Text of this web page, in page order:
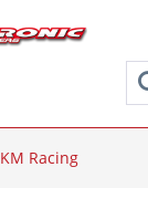
KM Racing